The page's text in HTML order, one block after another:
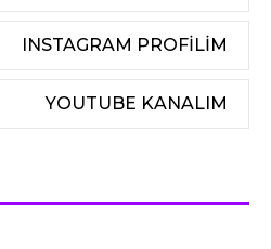
INSTAGRAM PROFİLİM
YOUTUBE KANALIM